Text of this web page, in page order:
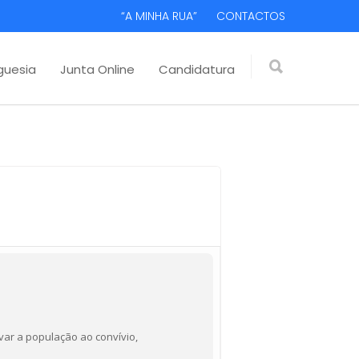
“A MINHA RUA” CONTACTOS
Junta Online Candidatura
a população ao convívio,